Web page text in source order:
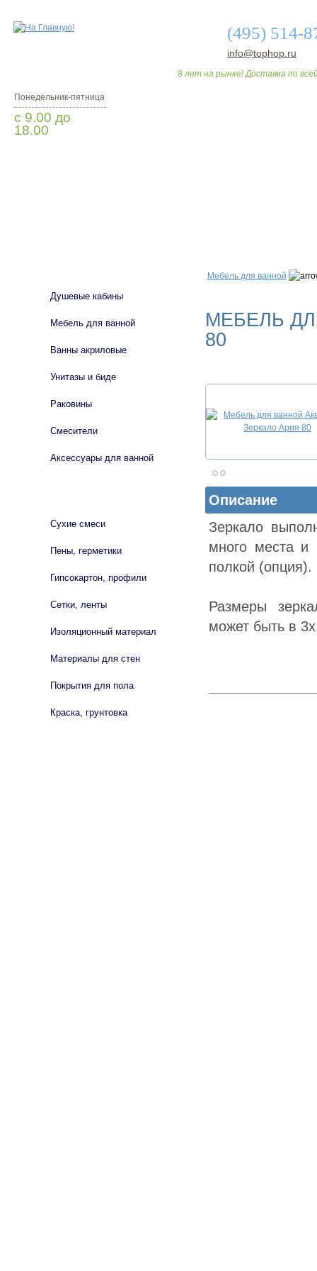
(495) 514-
info@tophop.ru
8 лет на рынке! Доставка по
Понедельник-пятница
с 9.00 до
18.00
Мебель для ванной
МЕБЕЛЬ
80
Описание
Зеркало
много места и
полкой (опция).
Размеры
может быть в
Душевые кабины
Мебель для ванной
Ванны акриловые
Унитазы и биде
Раковины
Смесители
Аксессуары для ванной
Сухие смеси
Пены, герметики
Гипсокартон, профили
Сетки, ленты
Изоляционный материал
Материалы для стен
Покрытия для пола
Краска, грунтовка